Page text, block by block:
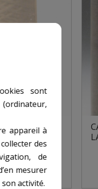
POUR
sont
appareil à
des
de
mesurer
activité.